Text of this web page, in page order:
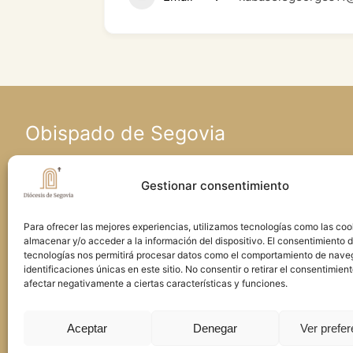
Gestionar consentimiento
Para ofrecer las mejores experiencias, utilizamos tecnologías como las
almacenar y/o acceder a la información del dispositivo. El consentimiento
tecnologías nos permitirá procesar datos como el comportamiento de
identificaciones únicas en este sitio. No consentir o retirar el
afectar negativamente a ciertas características y funciones.
Aceptar Denegar Ver
Obispado de Segovia
Calle Seminario, 4 • 40001 Segovia
Teléfono: 921 460 963 • E-mail:
comunicacion@obispadodesegovia.es
Facebook
Instagram
X YouTube